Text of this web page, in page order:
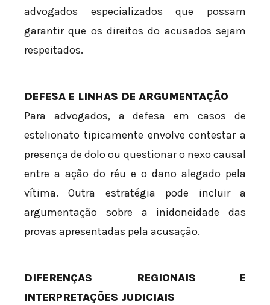
advogados especializados que possam
garantir que os direitos do acusados sejam
respeitados.
DEFESA E LINHAS DE ARGUMENTAÇÃO
Para advogados, a defesa em casos de
estelionato tipicamente envolve contestar a
presença de dolo ou questionar o nexo causal
entre a ação do réu e o dano alegado pela
vítima. Outra estratégia pode incluir a
argumentação sobre a inidoneidade das
provas apresentadas pela acusação.
DIFERENÇAS REGIONAIS E
INTERPRETAÇÕES JUDICIAIS